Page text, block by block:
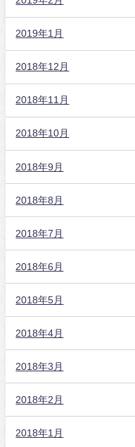
2019年1月
2018年12月
2018年11月
2018年10月
2018年9月
2018年8月
2018年7月
2018年6月
2018年5月
2018年4月
2018年3月
2018年2月
2018年1月